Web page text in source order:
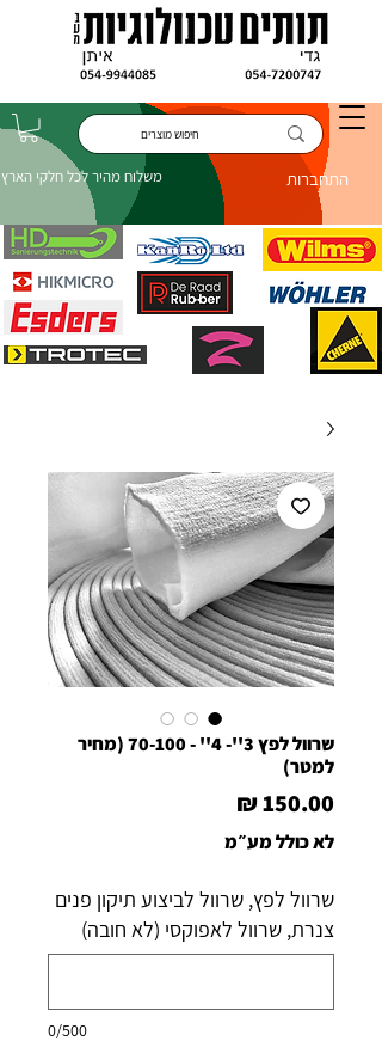
משלוח מהיר לכל חלקי הארץ התחברות
שרוול לפץ 3''- 4'' - 70-100 (מחיר
למטר)
לא כולל מע״מ
שרוול לפץ, שרוול לביצוע תיקון פנים
צנרת, שרוול לאפוקסי (לא חובה)
0/500